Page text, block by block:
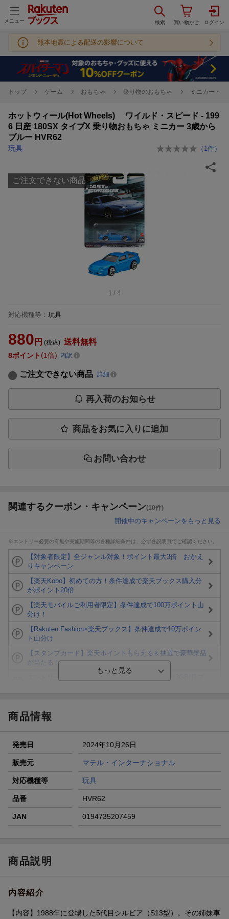
メニュー
熊本地震による配送の影響について
トップ ゲーム おもちゃ 乗り物のおもちゃ ミニカー・ト
ホットウィール(Hot Wheels) ワイルド・スピード - 199
6 日産 180SX タイプX 乗り物おもちゃ ミニカー 3歳から
ブルー HVR62
玩具 （ 1 件）
ご注文できない商品
1 / 4
対応機種等 ： 玩具
880 円 (税込) 送料無料
8ポイント 1倍 内訳
ご注文できない商品 詳細
再入荷のお知らせ
商品をお気に入りに追加
お問い合わせ
関連するクーポン・キャンペーン(10件)
開催中のキャンペーンをもっと見る
※エントリー必要の有無や実施期間等の各種詳細条件は、必ず各説明頁でご確認ください。
【対象者限定】全ジャンル対象！ポイント最大3倍 おかえ
りキャンペーン
【楽天Kobo】初めての方！条件達成で楽天ブックス購入分
がポイント20倍
【楽天モバイルご利用者限定】条件達成で100万ポイント山
分け！
【Rakuten Fashion×楽天ブックス】条件達成で10万ポイン
ト山分け
【スタンプカード】楽天ポイントもらえる＆抽選で豪華景品
が当たる！
進呈
エントリー＆条件達成で『鬼滅の刃』オリジナルきんちゃく
袋が当たる！
【楽天24】日用品の楽天24と楽天ブックス買いまわりでク
ーポン★
商品情報
発売日 2024年10月26日
販売元 マテル・インターナショナル
対応機種等 玩具
品番 HVR62
JAN 0194735207459
商品説明
内容紹介
【内容】1988年に登場した5代目シルビア（S13型）。その姉妹車